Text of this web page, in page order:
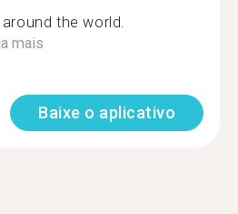
the world.
mais
Baixe o aplicativo